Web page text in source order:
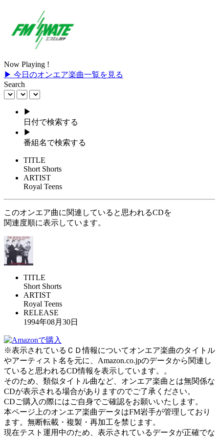
Now Playing !
▶ 今日のオンエア楽曲一覧を見る
Search
▶
日付で検索する
▶
番組名で検索する
TITLE
Short Shorts
ARTIST
Royal Teens
このオンエア曲に関連していると思われるCDを
関連度順に表示しています。
TITLE
Short Shorts
ARTIST
Royal Teens
RELEASE
1994年08月30日
※表示されているＣＤ情報についてオンエア楽曲のタイトル
やアーティスト名を元に、Amazon.co.jpのデータから関連し
ていると思われるCD情報を表示しています。。
そのため、類似タイトル曲など、オンエア楽曲とは無関係な
CDが表示される場合がありますのでご了承ください。
CDご購入の際にはご自身でご確認をお願いいたします。
本ページ上のオンエア楽曲データはFM岩手が管理しており
ます。無断転載・複製・再加工を禁じます。
現在テスト運用中のため、表示されているデータが正確でな